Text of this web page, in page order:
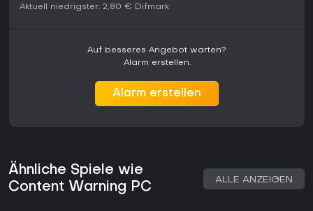
Aktuell niedrigster: 2,80 € Difmark
Auf besseres Angebot warten?
Alarm erstellen.
Alarm erstellen
Ähnliche Spiele wie
Content Warning PC
ALLE ANZEIGEN